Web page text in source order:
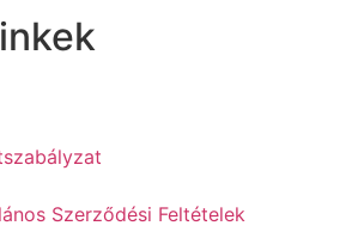
Szerződési Feltételek